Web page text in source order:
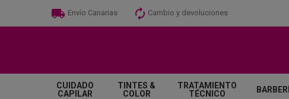
Envío Canarias Cambio y devoluciones
CUIDADO
CAPILAR
TINTES &
COLOR
TRATAMIENTO
TÉCNICO